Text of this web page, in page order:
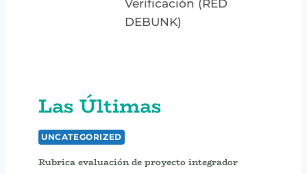
Verificación (RED
DEBUNK)
Las Últimas
UNCATEGORIZED
Rubrica evaluación de proyecto integrador